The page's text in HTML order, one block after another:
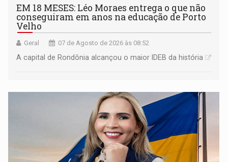
EM 18 MESES: Léo Moraes entrega o que não
conseguiram em anos na educação de Porto
Velho
Geral 07 de Agosto de 2026 às 08:52
A capital de Rondônia alcançou o maior IDEB da história